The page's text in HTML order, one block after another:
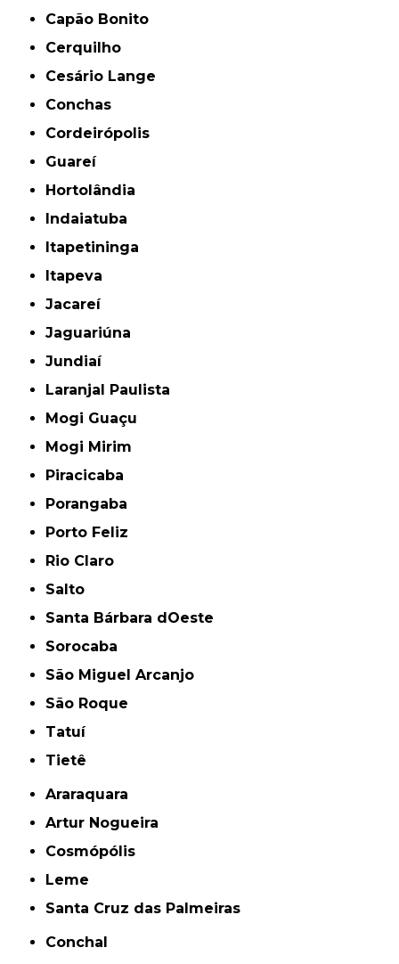
Capão Bonito
Cerquilho
Cesário Lange
Conchas
Cordeirópolis
Guareí
Hortolândia
Indaiatuba
Itapetininga
Itapeva
Jacareí
Jaguariúna
Jundiaí
Laranjal Paulista
Mogi Guaçu
Mogi Mirim
Piracicaba
Porangaba
Porto Feliz
Rio Claro
Salto
Santa Bárbara dOeste
Sorocaba
São Miguel Arcanjo
São Roque
Tatuí
Tietê
Araraquara
Artur Nogueira
Cosmópólis
Leme
Santa Cruz das Palmeiras
Conchal